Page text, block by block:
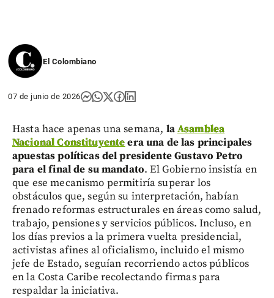
El Colombiano
07 de junio de 2026
Hasta hace apenas una semana, laAsamblea
Nacional Constituyenteera una de las principales
apuestas políticas del presidente Gustavo Petro
para el final de su mandato. El Gobierno insistía en
que ese mecanismo permitiría superar los
obstáculos que, según su interpretación, habían
frenado reformas estructurales en áreas como salud,
trabajo, pensiones y servicios públicos. Incluso, en
los días previos a la primera vuelta presidencial,
activistas afines al oficialismo, incluido el mismo
jefe de Estado, seguían recorriendo actos públicos
en la Costa Caribe recolectando firmas para
respaldar la iniciativa.